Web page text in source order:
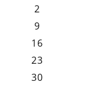
2
9
16
23
30